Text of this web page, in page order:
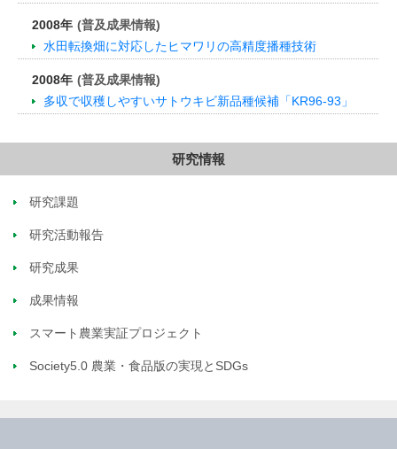
2008年 (普及成果情報)
水田転換畑に対応したヒマワリの高精度播種技術
2008年 (普及成果情報)
多収で収穫しやすいサトウキビ新品種候補「KR96-93」
研究情報
研究課題
研究活動報告
研究成果
成果情報
スマート農業実証プロジェクト
Society5.0 農業・食品版の実現とSDGs